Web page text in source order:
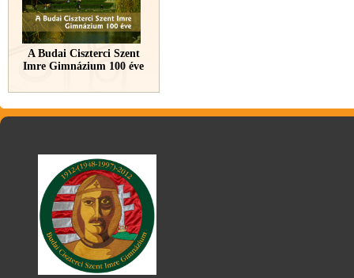
A Budai Ciszterci Szent
Imre Gimnázium 100 éve